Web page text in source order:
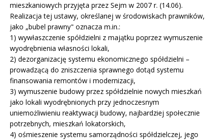
mieszkaniowych przyjęta przez Sejm w 2007 r. (14.06).
Realizacja tej ustawy, określanej w środowiskach prawników,
jako „bubel prawny" oznacza m.in.:
1) wywłaszczenie spółdzielni z majątku poprzez wymuszenie
wyodrębnienia własności lokali,
2) dezorganizację systemu ekonomicznego spółdzielni –
prowadzącą do zniszczenia sprawnego dotąd systemu
finansowania remontów i modernizacji,
3) wymuszenie budowy przez spółdzielnie nowych mieszkań
jako lokali wyodrębnionych przy jednoczesnym
uniemożliwieniu reaktywacji budowy, najbardziej społecznie
potrzebnych, mieszkań lokatorskich,
4) ośmieszenie systemu samorządności spółdzielczej, jego